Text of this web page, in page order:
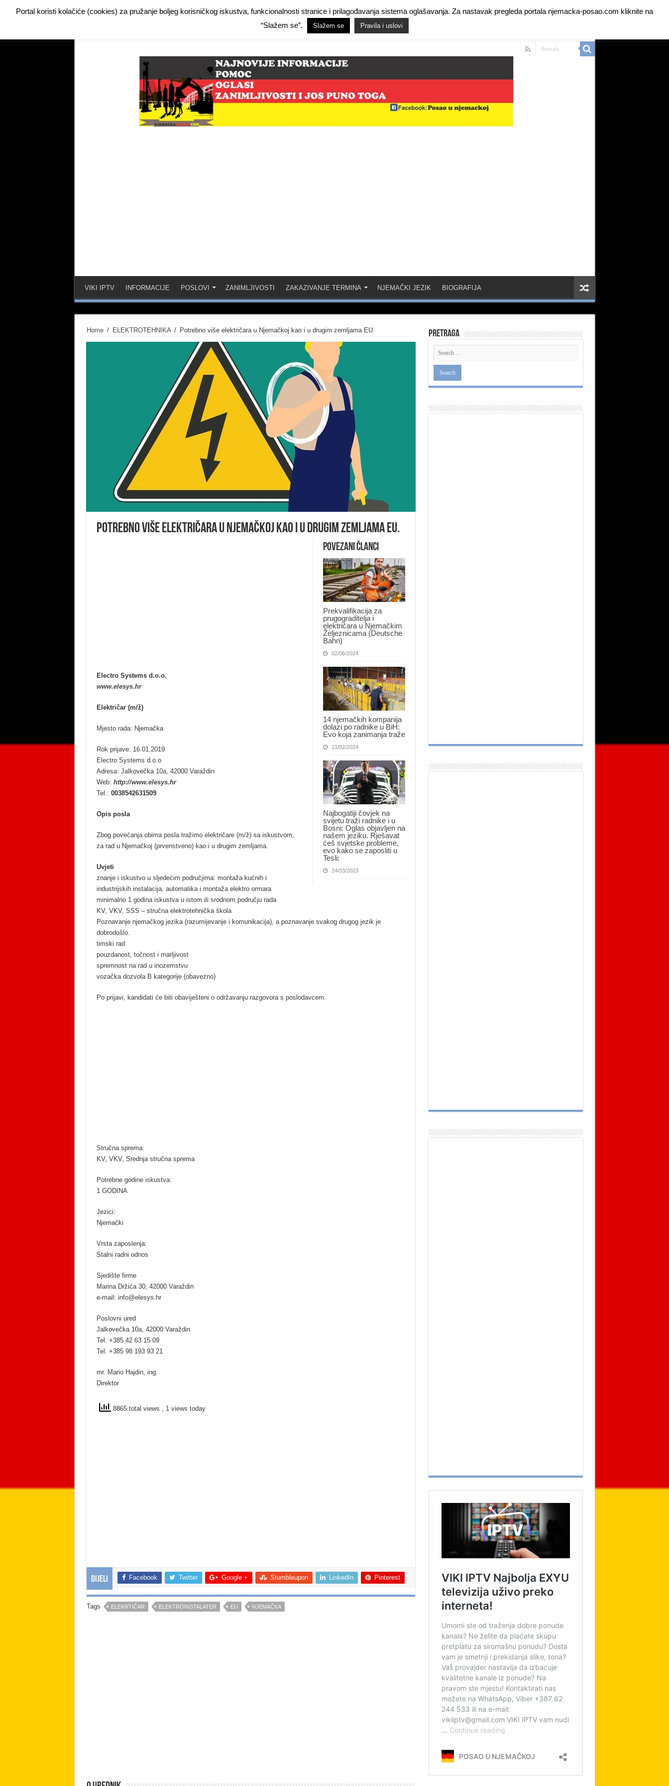
Facebook Demo Hide Ads for Premium Members
O NAMA PRAVILA I USLOVI
VIKI IPTV INFORMACIJE POSLOVI ZANIMLJIVOSTI ZAKAZIVANJE TERMINA NJEMAČKI JEZIK BIOGRAFIJA
Home / ELEKTROTEHNIKA / Potrebno više električara u Njemačkoj kao i u drugim zemljama EU.
Potrebno više električara u Njemačkoj kao i u drugim zemljama EU.
Povezani članci
Prekvalifikacija za
prugograditelja i
električara u Njemačkim
Željeznicama (Deutsche
Bahn)
02/06/2024
14 njemačkih kompanija
dolazi po radnike u BiH:
Evo koja zanimanja traže
11/02/2024
Najbogatiji čovjek na
svijetu traži radnike i u
Bosni: Oglas objavljen na
našem jeziku. Rješavat
ćeš svjetske probleme,
evo kako se zaposliti u
Tesli:
24/03/2023
Electro Systems d.o.o.
www.elesys.hr
Električar (m/ž)
Mjesto rada: Njemačka
Rok prijave: 16.01.2019.
Electro Systems d.o.o
Adresa: Jalkovečka 10a, 42000 Varaždin
Web: http://www.elesys.hr
Tel.: 0038542631509
Opis posla
Zbog povećanja obima posla tražimo električare (m/ž) sa iskustvom,
za rad u Njemačkoj (prvenstveno) kao i u drugim zemljama.
Uvjeti
znanje i iskustvo u sljedećim područjima: montaža kućnih i
industrijskih instalacija, automatika i montaža elektro ormara
minimalno 1 godina iskustva u istom ili srodnom području rada
KV, VKV, SSS – stručna elektrotehnička škola
Poznavanje njemačkog jezika (razumijevanje i komunikacija), a poznavanje svakog drugog jezik je
dobrodošlo.
timski rad
pouzdanost, točnost i marljivost
spremnost na rad u inozemstvu
vozačka dozvola B kategorije (obavezno)
Po prijavi, kandidati će biti obaviješteni o održavanju razgovora s poslodavcem.
Stručna sprema:
KV, VKV, Srednja stručna sprema
Potrebne godine iskustva:
1 GODINA
Jezici:
Njemački
Vrsta zaposlenja:
Stalni radni odnos
Sjedište firme
Marina Držića 30, 42000 Varaždin
e-mail: info@elesys.hr
Poslovni ured
Jalkovečka 10a, 42000 Varaždin
Tel. +385 42 63 15 09
Tel. +385 98 193 93 21
mr. Mario Hajdin, ing.
Direktor
8865 total views , 1 views today
Dijeli Facebook Twitter Google + Stumbleupon LinkedIn Pinterest
Tags ELEKRTIČAR ELEKTROINSTALATER EU NJEMAČKA
Pretraga
Portal koristi kolačiće (cookies) za pružanje boljeg korisničkog iskustva, funkcionalnosti stranice i prilagođavanja sistema oglašavanja. Za nastavak pregleda portala njemacka-posao.com kliknite na
“Slažem se”.
Slažem se Pravila i uslovi